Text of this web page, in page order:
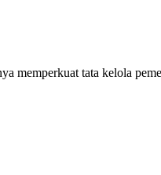
memperkuat tata kelola